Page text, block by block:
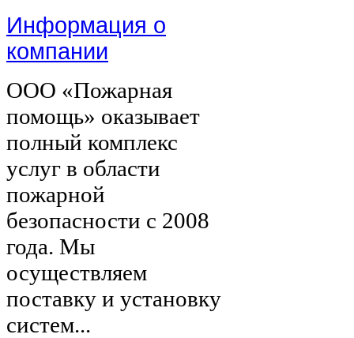
Информация о
компании
ООО «Пожарная
помощь» оказывает
полный комплекс
услуг в области
пожарной
безопасности с 2008
года. Мы
осуществляем
поставку и установку
систем...